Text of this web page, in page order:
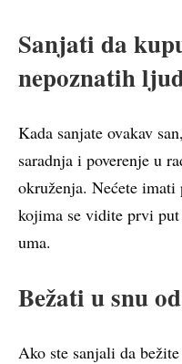
Sanjati da
nepoznatih
Kada sanjate ovakav
saradnja i poverenje u
okruženja. Nećete imati
kojima se vidite prvi
uma.
Bežati u snu
Ako ste sanjali da